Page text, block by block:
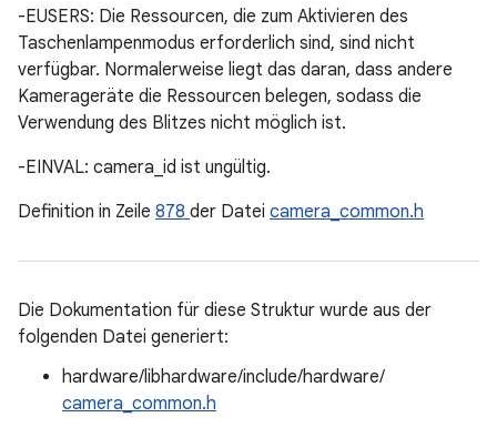
-EUSERS: Die Ressourcen, die zum Aktivieren des
Taschenlampenmodus erforderlich sind, sind nicht
verfügbar. Normalerweise liegt das daran, dass andere
Kamerageräte die Ressourcen belegen, sodass die
Verwendung des Blitzes nicht möglich ist.
-EINVAL: camera_id ist ungültig.
Definition in Zeile 878 der Datei camera_common.h
Die Dokumentation für diese Struktur wurde aus der
folgenden Datei generiert:
hardware/libhardware/include/hardware/
camera_common.h